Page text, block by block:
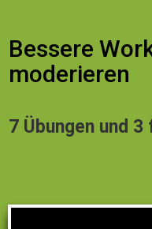
Bessere
moderieren
7 Übungen und